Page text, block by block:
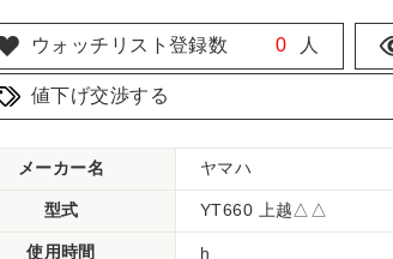
ウォッチリスト登録数 0 人
値下げ交渉する
メーカー名 ヤマハ
型式 YT660 上越△△
使用時間 h